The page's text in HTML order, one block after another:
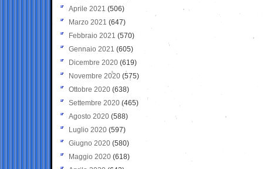
Aprile 2021 (506)
Marzo 2021 (647)
Febbraio 2021 (570)
Gennaio 2021 (605)
Dicembre 2020 (619)
Novembre 2020 (575)
Ottobre 2020 (638)
Settembre 2020(465)
Agosto 2020 (588)
Luglio 2020 (597)
Giugno 2020 (580)
Maggio 2020 (618)